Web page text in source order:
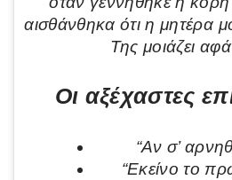
αισθάνθηκα ότι η μητέρα
Της μοιάζει
Οι αξέχαστες
“Αν σ’
“Εκείνο το